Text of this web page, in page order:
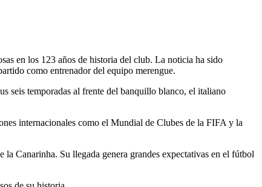
en los 123 años de historia del club. La noticia ha sido
como entrenador del equipo merengue.
seis temporadas al frente del banquillo blanco, el italiano
internacionales como el Mundial de Clubes de la FIFA y la
Canarinha. Su llegada genera grandes expectativas en el fútbol